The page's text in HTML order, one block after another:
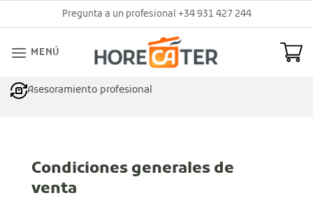
al
Pregunta a un profesional +34 931 427 244
MENÚ
Asesoramiento profesional
Condiciones generales de
venta